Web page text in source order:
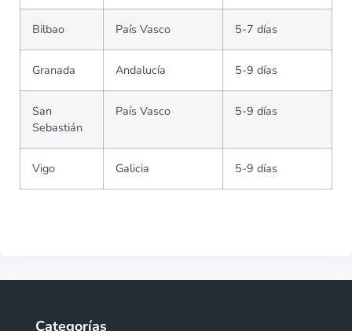
Bilbao País Vasco 5-7 días
Granada Andalucía 5-9 días
San
Sebastián
País Vasco 5-9 días
Vigo Galicia 5-9 días
Categorías